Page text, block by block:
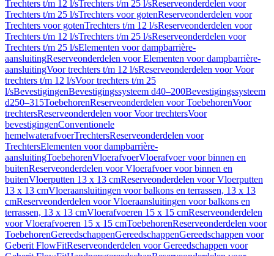
Trechters t/m 12 l/sTrechters t/m 25 l/sReserveonderdelen voor
Trechters t/m 25 l/sTrechters voor gotenReserveonderdelen voor
Trechters voor gotenTrechters t/m 12 l/sReserveonderdelen voor
Trechters t/m 12 l/sTrechters t/m 25 l/sReserveonderdelen voor
Trechters t/m 25 l/sElementen voor dampbarrière-
aansluitingReserveonderdelen voor Elementen voor dampbarrière-
aansluitingVoor trechters t/m 12 l/sReserveonderdelen voor Voor
trechters t/m 12 l/sVoor trechters t/m 25
l/sBevestigingenBevestigingssysteem d40–200Bevestigingssysteem
d250–315ToebehorenReserveonderdelen voor ToebehorenVoor
trechtersReserveonderdelen voor Voor trechtersVoor
bevestigingenConventionele
hemelwaterafvoerTrechtersReserveonderdelen voor
TrechtersElementen voor dampbarrière-
aansluitingToebehorenVloerafvoerVloerafvoer voor binnen en
buitenReserveonderdelen voor Vloerafvoer voor binnen en
buitenVloerputten 13 x 13 cmReserveonderdelen voor Vloerputten
13 x 13 cmVloeraansluitingen voor balkons en terrassen, 13 x 13
cmReserveonderdelen voor Vloeraansluitingen voor balkons en
terrassen, 13 x 13 cmVloerafvoeren 15 x 15 cmReserveonderdelen
voor Vloerafvoeren 15 x 15 cmToebehorenReserveonderdelen voor
ToebehorenGereedschappenGereedschappenGereedschappen voor
Geberit FlowFitReserveonderdelen voor Gereedschappen voor